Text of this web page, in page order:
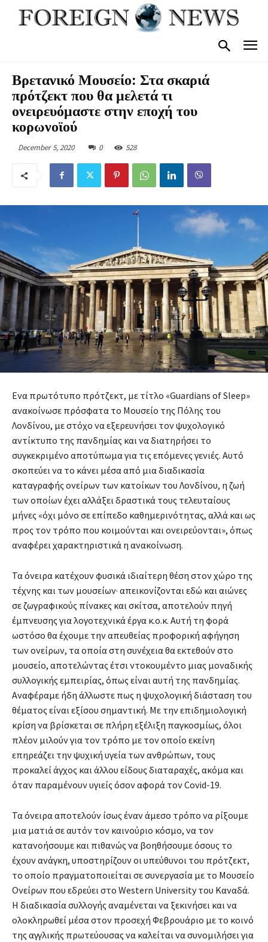
Βρετανικό Μουσείο: Στα σκαριά
πρότζεκτ που θα μελετά τι
ονειρευόμαστε στην εποχή του
κορωνοϊού
December 5, 2020 0 528
Ενα πρωτότυπο πρότζεκτ, με τίτλο «Guardians of Sleep»
ανακοίνωσε πρόσφατα το Μουσείο της Πόλης του
Λονδίνου, με στόχο να εξερευνήσει τον ψυχολογικό
αντίκτυπο της πανδημίας και να διατηρήσει το
συγκεκριμένο αποτύπωμα για τις επόμενες γενιές. Αυτό
σκοπεύει να το κάνει μέσα από μια διαδικασία
καταγραφής ονείρων των κατοίκων του Λονδίνου, η ζωή
των οποίων έχει αλλάξει δραστικά τους τελευταίους
μήνες «όχι μόνο σε επίπεδο καθημερινότητας, αλλά και ως
προς τον τρόπο που κοιμούνται και ονειρεύονται», όπως
αναφέρει χαρακτηριστικά η ανακοίνωση.
Τα όνειρα κατέχουν φυσικά ιδιαίτερη θέση στον χώρο της
τέχνης και των μουσείων· απεικονίζονται εδώ και αιώνες
σε ζωγραφικούς πίνακες και σκίτσα, αποτελούν πηγή
έμπνευσης για λογοτεχνικά έργα κ.ο.κ. Αυτή τη φορά
ωστόσο θα έχουμε την απευθείας προφορική αφήγηση
των ονείρων, τα οποία στη συνέχεια θα εκτεθούν στο
μουσείο, αποτελώντας έτσι ντοκουμέντο μιας μοναδικής
συλλογικής εμπειρίας, όπως είναι αυτή της πανδημίας.
Αναφέραμε ήδη άλλωστε πως η ψυχολογική διάσταση του
θέματος είναι εξίσου σημαντική. Με την επιδημιολογική
κρίση να βρίσκεται σε πλήρη εξέλιξη παγκοσμίως, όλοι
πλέον μιλούν για τον τρόπο με τον οποίο εκείνη
επηρεάζει την ψυχική υγεία των ανθρώπων, τους
προκαλεί άγχος και άλλου είδους διαταραχές, ακόμα και
όταν παραμένουν υγιείς όσον αφορά τον Covid-19.
Τα όνειρα αποτελούν ίσως έναν άμεσο τρόπο να ρίξουμε
μια ματιά σε αυτόν τον καινούριο κόσμο, να τον
κατανοήσουμε και πιθανώς να βοηθήσουμε όσους το
έχουν ανάγκη, υποστηρίζουν οι υπεύθυνοι του πρότζεκτ,
το οποίο πραγματοποιείται σε συνεργασία με το Μουσείο
Ονείρων που εδρεύει στο Western University του Καναδά.
Η διαδικασία συλλογής αναμένεται να ξεκινήσει και να
ολοκληρωθεί μέσα στον προσεχή Φεβρουάριο με το κοινό
της αγγλικής πρωτεύουσας να καλείται να συνομιλήσει για